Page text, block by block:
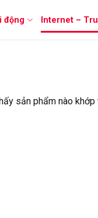
động Internet –
sản phẩm nào